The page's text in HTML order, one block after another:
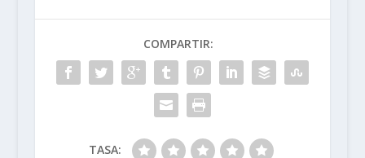
COMPARTIR:
TASA: